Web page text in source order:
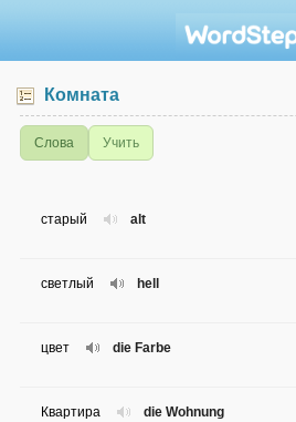
Комната
Слова Учить
alt
старый
hell
светлый
die Farbe
цвет
die Wohnung
Квартира